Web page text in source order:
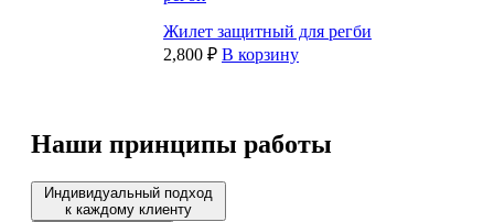
Жилет защитный для регби
2,800 ₽ В корзину
Наши принципы работы
Индивидуальный подход
к каждому клиенту